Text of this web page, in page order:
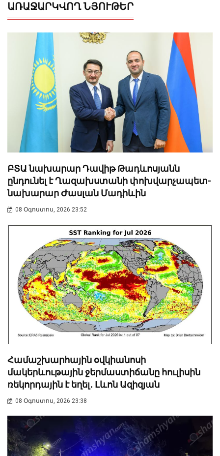
ԱՌԱՋԱՐԿՎՈՂ ՆՅՈՒԹԵՐ
ԲՏԱ նախարար Դավիթ Թադևոսյանն
ընդունել է Ղազախստանի փոխվարչապետ-
նախարար Ժասլան Մադիևին
08 Օգոստոս, 2026 23:52
Համաշխարհային օվկիանոսի
մակերևութային ջերմաստիճանը հուլիսին
ռեկորդային է եղել․ Լևոն Ազիզյան
08 Օգոստոս, 2026 23:38